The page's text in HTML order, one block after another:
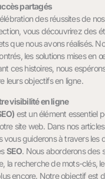
partagés
des réussites de
vous découvrirez des
que nous avons réalisés.
les solutions mises en
ces histoires, nous
leurs objectifs en ligne.
visibilité en ligne
est un élément essentiel
site web. Dans nos
vous guiderons à travers les
SEO. Nous aborderons des
la recherche de mots-clés,
encore. Notre objectif est